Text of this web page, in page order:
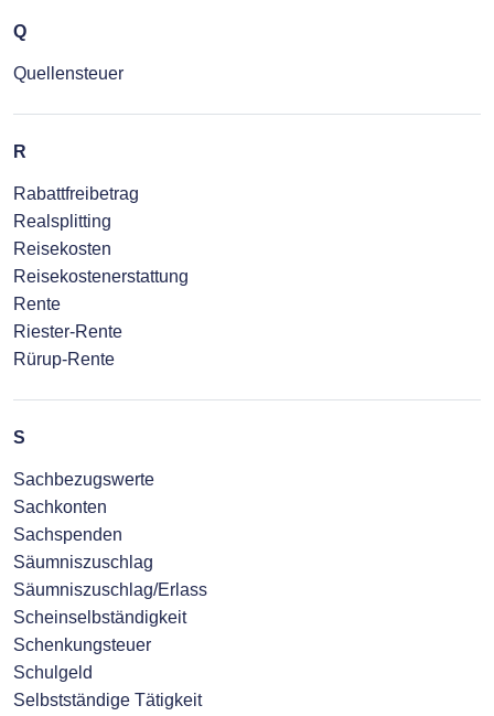
Q
Quellensteuer
R
Rabattfreibetrag
Realsplitting
Reisekosten
Reisekostenerstattung
Rente
Riester-Rente
Rürup-Rente
S
Sachbezugswerte
Sachkonten
Sachspenden
Säumniszuschlag
Säumniszuschlag/Erlass
Scheinselbständigkeit
Schenkungsteuer
Schulgeld
Selbstständige Tätigkeit